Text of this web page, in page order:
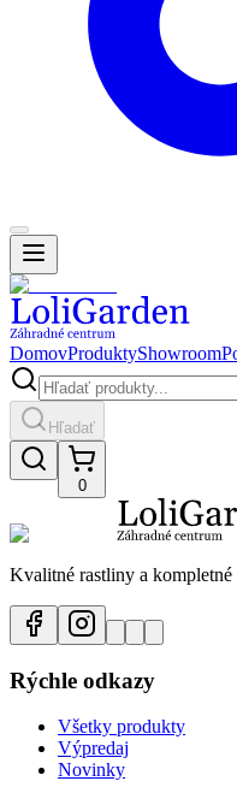
DomovProduktyShowroom
Hľadať
0
Kvalitné rastliny a kompletné
Rýchle odkazy
Všetky produkty
Výpredaj
Novinky